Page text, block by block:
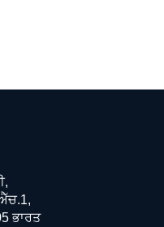
ਭਾਰਤ